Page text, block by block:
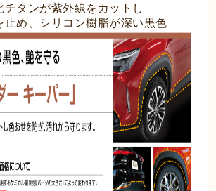
チタンが紫外線をカットし
止め、シリコン樹脂が深い黒色